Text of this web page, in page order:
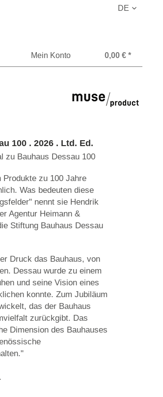
DE
Mein Konto 0,00 € *
100 . 2026 . Ltd. Ed.
zu Bauhaus Dessau 100
Produkte zu 100 Jahre
Was bedeuten diese
nennt sie Hendrik
Agentur Heimann &
Stiftung Bauhaus Dessau
Druck das Bauhaus, von
Dessau wurde zu einem
und seine Vision eines
konnte. Zum Jubiläum
das der Bauhaus
zurückgibt. Das
Dimension des Bauhauses